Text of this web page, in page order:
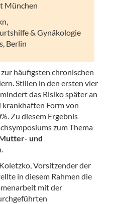
München
& Gynäkologie
Berlin
häufigsten chronischen
Stillen in den ersten vier
das Risiko später an
Form von
Zu diesem Ergebnis
zum Thema
und
Vorsitzender der
in diesem Rahmen die
mit der